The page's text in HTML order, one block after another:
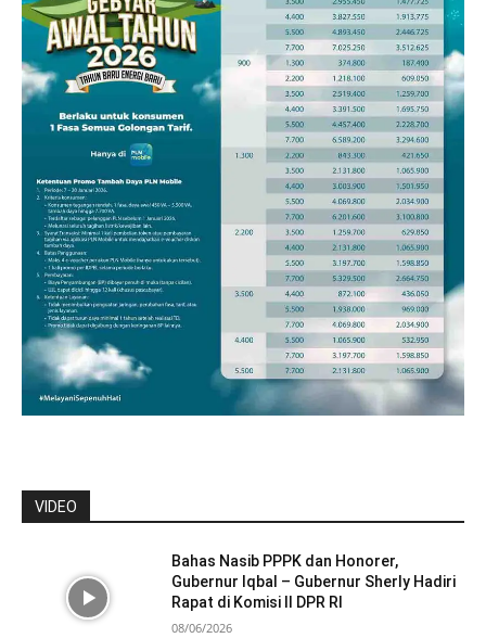
VIDEO
Bahas Nasib PPPK dan Honorer,
Gubernur Iqbal – Gubernur Sherly Hadiri
Rapat di Komisi II DPR RI
08/06/2026